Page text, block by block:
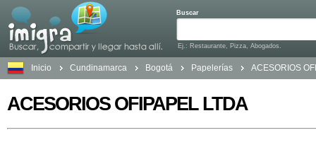
Buscar
Ej.: Restaurante, Pizza, Abogados.
Inicio Cundinamarca Bogotá Papelerías ACESORIOS
ACESORIOS OFIPAPEL LTDA